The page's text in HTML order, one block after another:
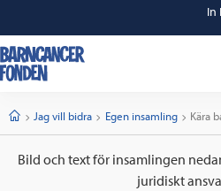
In
StartJag vill bidra Egen insamling Kära
Bild och text för insamlingen
juridiskt